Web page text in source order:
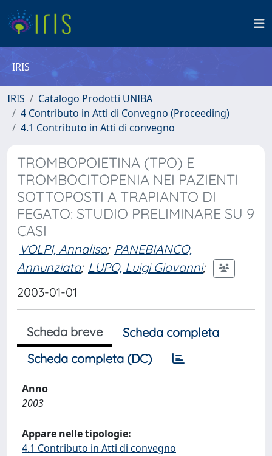
IRIS
IRIS
Catalogo Prodotti UNIBA
4 Contributo in Atti di Convegno (Proceeding)
4.1 Contributo in Atti di convegno
TROMBOPOIETINA (TPO) E
TROMBOCITOPENIA NEI PAZIENTI
SOTTOPOSTI A TRAPIANTO DI
FEGATO: STUDIO PRELIMINARE SU 9
CASI
VOLPI, Annalisa; PANEBIANCO,
Annunziata; LUPO, Luigi Giovanni;
2003-01-01
Scheda breve
Scheda completa
Scheda completa (DC)
Anno
2003
Appare nelle tipologie:
4.1 Contributo in Atti di convegno